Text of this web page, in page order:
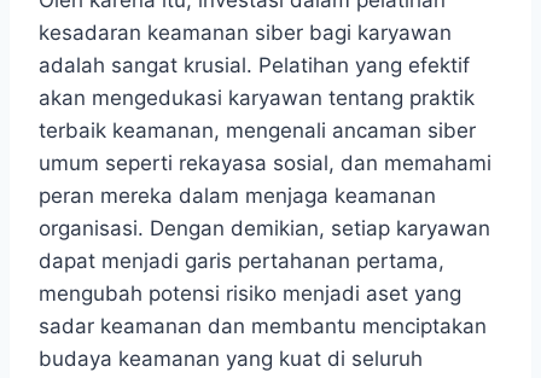
kesadaran keamanan siber bagi karyawan
adalah sangat krusial. Pelatihan yang efektif
akan mengedukasi karyawan tentang praktik
terbaik keamanan, mengenali ancaman siber
umum seperti rekayasa sosial, dan memahami
peran mereka dalam menjaga keamanan
organisasi. Dengan demikian, setiap karyawan
dapat menjadi garis pertahanan pertama,
mengubah potensi risiko menjadi aset yang
sadar keamanan dan membantu menciptakan
budaya keamanan yang kuat di seluruh